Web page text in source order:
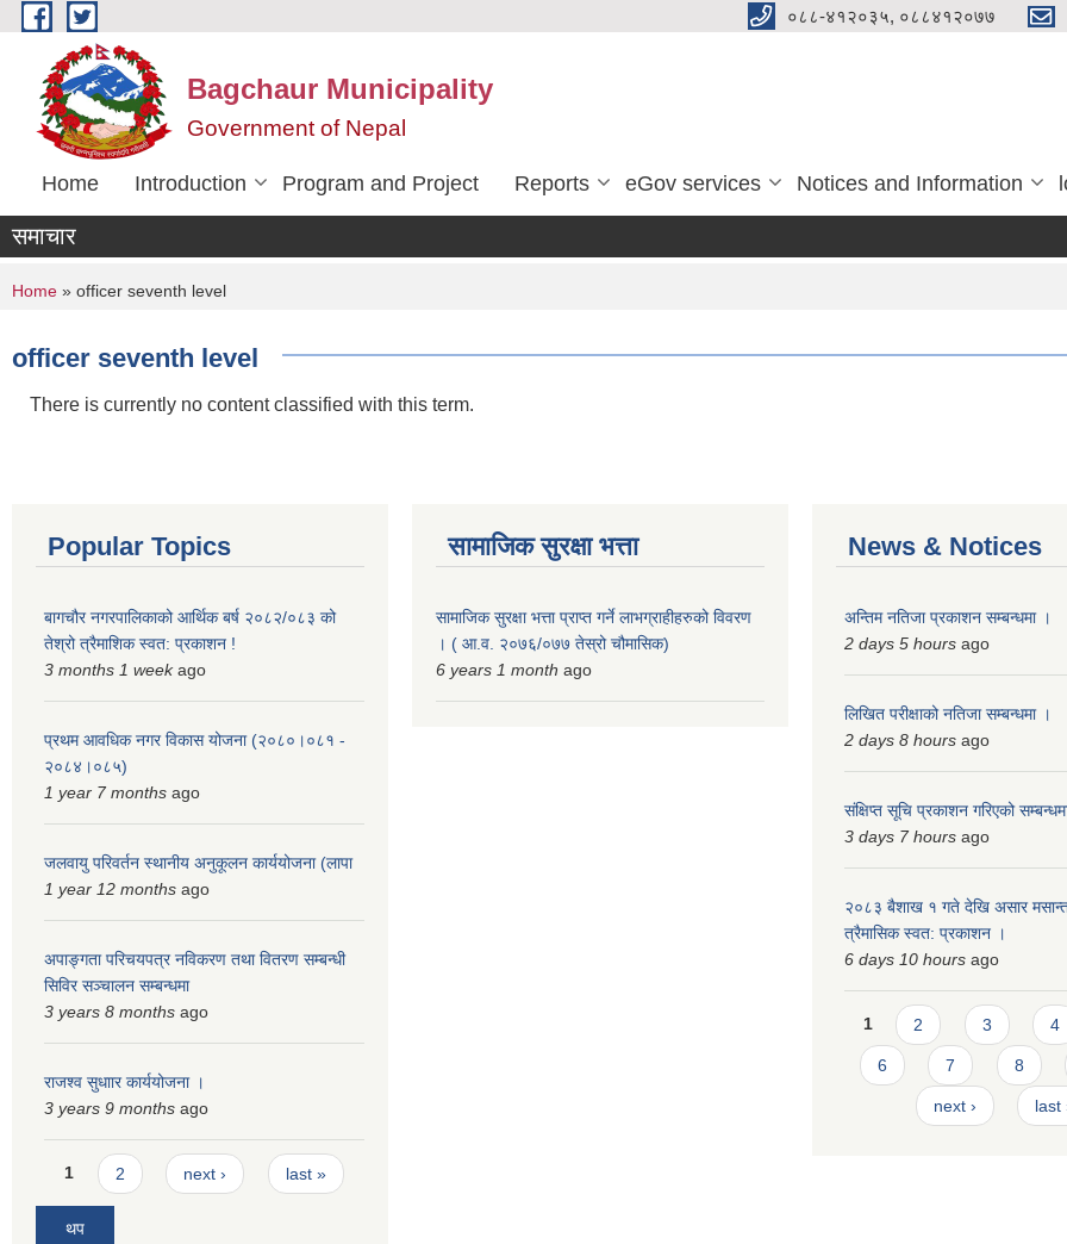
Skip to main content ०८८-४१२०३५, ०८८४१२०७७
Bagchaur Municipality
Government of Nepal
Home Introduction Program and Project Reports eGov services Notices and Information
समाचार
You are here
Home » officer seventh level
officer seventh level
There is currently no content classified with this term.
Popular Topics
बागचौर नगरपालिकाको आर्थिक बर्ष २०८२/०८३ को
तेश्रो त्रैमाशिक स्वत: प्रकाशन !
3 months 1 weekago
प्रथम आवधिक नगर विकास योजना (२०८०।०८१ -
२०८४।०८५)
1 year 7 months ago
जलवायु परिवर्तन स्थानीय अनुकूलन कार्ययोजना (लापा
1 year 12 months ago
अपाङ्गता परिचयपत्र नविकरण तथा वितरण सम्बन्धी
सिविर सञ्चालन सम्बन्धमा
3 years 8 months ago
राजश्व सुधाार कार्ययोजना ।
3 years 9 months ago
Pages
1 2 next › last »
थप
सामाजिक सुरक्षा भत्ता
सामाजिक सुरक्षा भत्ता प्राप्त गर्ने लाभग्राहीहरुको विवरण
। ( आ.व. २०७६/०७७ तेस्रो चौमासिक)
6 years 1 month ago
News & Notices
अन्तिम नतिजा प्रकाशन सम्बन्धमा ।
2 days 5 hours ago
लिखित परीक्षाको नतिजा सम्बन्धमा ।
2 days 8 hours ago
संक्षिप्त सूचि प्रकाशन गरिएको
3 days 7 hours ago
२०८३ बैशाख १ गते देखि असार
त्रैमासिक स्वत: प्रकाशन ।
6 days 10 hours ago
Pages
1 2 3 4
6 7 8
next › last